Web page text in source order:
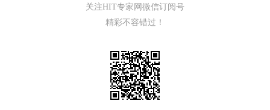
关注HIT专家网微信订阅号
精彩不容错过！